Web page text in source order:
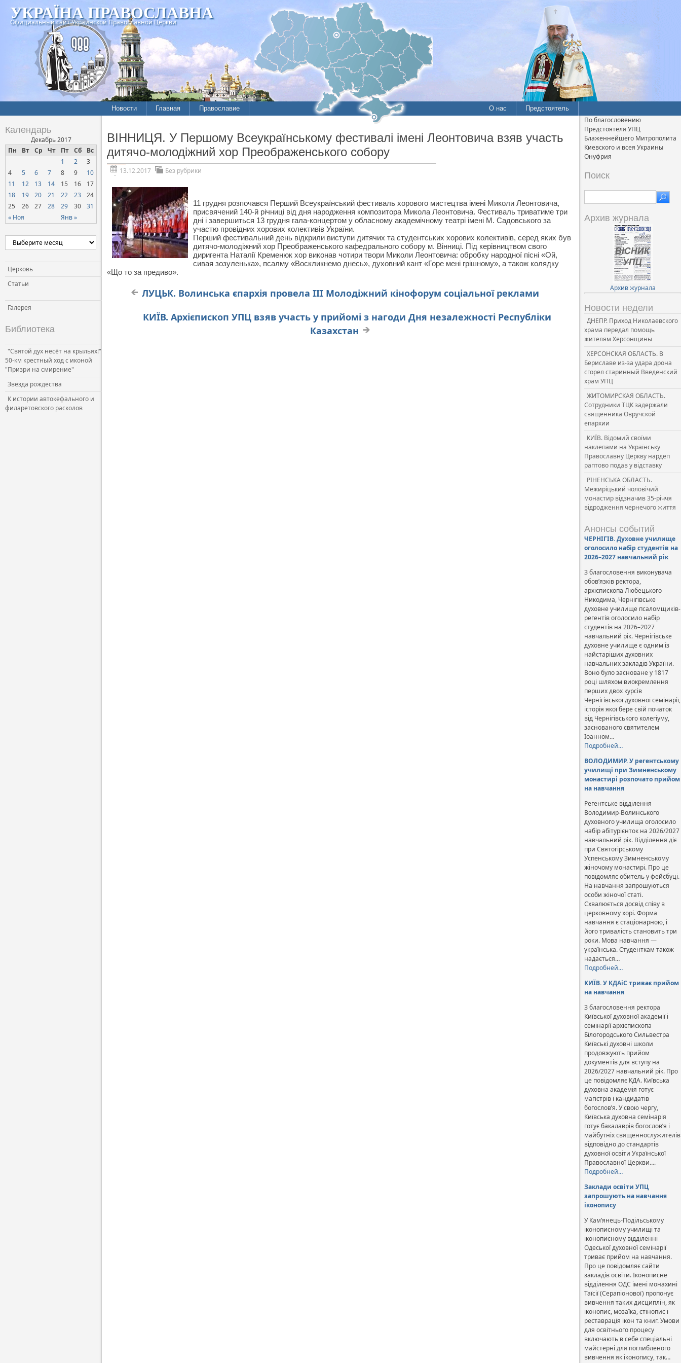
УКРАЇНА ПРАВОСЛАВНА
Официальный сайт Украинской Православной Церкви
Новости Главная Православие О нас Предстоятель
Календарь
Декабрь 2017
Пн
Вт Ср Чт Пт Сб Вс
« Ноя Янв »
1 2
3
4
5 6 7 8 9
10
11
12 13 14 15 16
17
18
19 20 21 22 23
24
25
26 27 28 29 30 31
Церковь
Статьи
Галерея
Библиотека
"Святой дух несёт на крыльях!"
50-км крестный ход с иконой
"Призри на смирение"
Звезда рождества
К истории автокефального и
филаретовского расколов
ВІННИЦЯ. У Першому Всеукраїнському фестивалі імені Леонтовича взяв участь
дитячо-молодіжний хор Преображенського собору
13.12.2017 Без рубрики
11 грудня розпочався Перший Всеукраїнський фестиваль хорового мистецтва імені Миколи Леонтовича,
присвячений 140-й річниці від дня народження композитора Микола Леонтовича. Фестиваль триватиме три
дні і завершиться 13 грудня гала-концертом у обласному академічному театрі імені М. Садовського за
участю провідних хорових колективів України.
Перший фестивальний день відкрили виступи дитячих та студентських хорових колективів, серед яких був
дитячо-молодіжний хор Преображенського кафедрального собору м. Вінниці. Під керівництвом свого
диригента Наталії Кременюк хор виконав чотири твори Миколи Леонтовича: обробку народної пісні «Ой,
сивая зозуленька», псалму «Воскликнемо днесь», духовний кант «Горе мені грішному», а також колядку
«Що то за предиво».
ЛУЦЬК. Волинська єпархія провела ІІІ Молодіжний кінофорум соціальної реклами
КИЇВ. Архієпископ УПЦ взяв участь у прийомі з нагоди Дня незалежності Республіки
Казахстан
По благословению
Предстоятеля УПЦ
Блаженнейшего Митрополита
Киевского и всея Украины
Онуфрия
Поиск
Архив журнала
Архив журнала
Новости недели
ДНЕПР. Приход Николаевского
храма передал помощь
жителям Херсонщины
ХЕРСОНСКАЯ ОБЛАСТЬ. В
Бериславе из-за удара дрона
сгорел старинный Введенский
храм УПЦ
ЖИТОМИРСКАЯ ОБЛАСТЬ.
Сотрудники ТЦК задержали
священника Овручской
епархии
КИЇВ. Відомий своїми
наклепами на Українську
Православну Церкву нардеп
раптово подав у відставку
РІНЕНСЬКА ОБЛАСТЬ.
Межиріцький чоловічий
монастир відзначив 35-річчя
відродження чернечого життя
Анонсы событий
ЧЕРНІГІВ. Духовне училище
оголосило набір студентів на
2026–2027 навчальний рік
З благословення виконувача
обов’язків ректора,
архієпископа Любецького
Никодима, Чернігівське
духовне училище псаломщиків-
регентів оголосило набір
студентів на 2026–2027
навчальний рік. Чернігівське
духовне училище є одним із
найстаріших духовних
навчальних закладів України.
Воно було засноване у 1817
році шляхом виокремлення
перших двох курсів
Чернігівської духовної семінарії,
історія якої бере свій початок
від Чернігівського колегіуму,
заснованого святителем
Іоанном…
Подробней…
ВОЛОДИМИР. У регентському
училищі при Зимненському
монастирі розпочато прийом
на навчання
Регентське відділення
Володимир-Волинського
духовного училища оголосило
набір абітурієнток на 2026/2027
навчальний рік. Відділення діє
при Святогірському
Успенському Зимненському
жіночому монастирі. Про це
повідомляє обитель у фейсбуці.
На навчання запрошуються
особи жіночої статі.
Схвалюється досвід співу в
церковному хорі. Форма
навчання є стаціонарною, і
його тривалість становить три
роки. Мова навчання —
українська. Студенткам також
надається…
Подробней…
КИЇВ. У КДАіС триває прийом
на навчання
З благословення ректора
Київської духовної академії і
семінарії архієпископа
Білогородського Сильвестра
Київські духовні школи
продовжують прийом
документів для вступу на
2026/2027 навчальний рік. Про
це повідомляє КДА. Київська
духовна академія готує
магістрів і кандидатів
богослов’я. У свою чергу,
Київська духовна семінарія
готує бакалаврів богослов’я і
майбутніх священнослужителів
відповідно до стандартів
духовної освіти Української
Православної Церкви….
Подробней…
Заклади освіти УПЦ
запрошують на навчання
іконопису
У Кам’янець-Подільському
іконописному училищі та
іконописному відділенні
Одеської духовної семінарії
триває прийом на навчання.
Про це повідомляє сайти
закладів освіти. Іконописне
відділення ОДС імені монахині
Таїсії (Серапіонової) пропонує
вивчення таких дисциплін, як
іконопис, мозаїка, стінопис і
реставрація ікон та книг. Умови
для освітнього процесу
включають в себе спеціальні
майстерні для поглибленого
вивчення як іконопису, так…